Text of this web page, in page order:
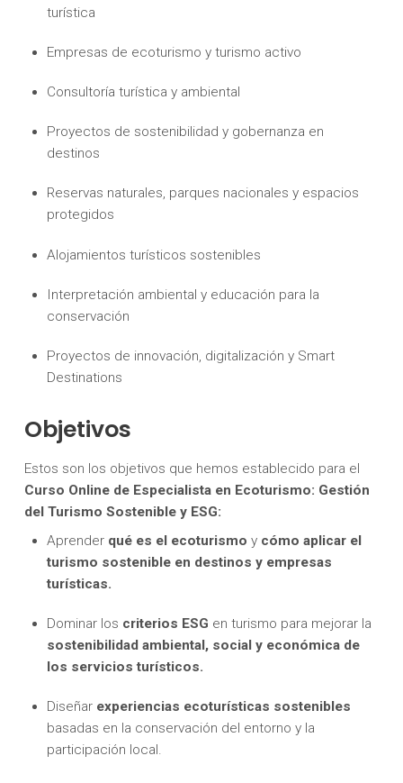
turística
Empresas de ecoturismo y turismo activo
Consultoría turística y ambiental
Proyectos de sostenibilidad y gobernanza en
destinos
Reservas naturales, parques nacionales y espacios
protegidos
Alojamientos turísticos sostenibles
Interpretación ambiental y educación para la
conservación
Proyectos de innovación, digitalización y Smart
Destinations
Objetivos
Estos son los objetivos que hemos establecido para el
Curso Online de Especialista en Ecoturismo: Gestión
del Turismo Sostenible y ESG:
Aprender qué es el ecoturismo y cómo aplicar el
turismo sostenible en destinos y empresas
turísticas.
Dominar los criterios ESG en turismo para mejorar la
sostenibilidad ambiental, social y económica de
los servicios turísticos.
Diseñar experiencias ecoturísticas sostenibles
basadas en la conservación del entorno y la
participación local.